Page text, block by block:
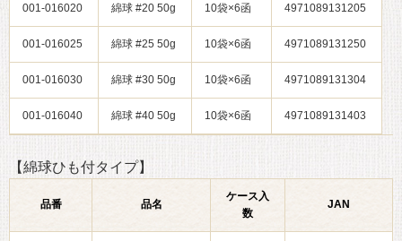
001-016020 綿球 #20 50g 10袋×6函 4971089131205
001-016025 綿球 #25 50g 10袋×6函 4971089131250
001-016030 綿球 #30 50g 10袋×6函 4971089131304
001-016040 綿球 #40 50g 10袋×6函 4971089131403
【綿球ひも付タイプ】
品番 品名
ケース入
数
JAN